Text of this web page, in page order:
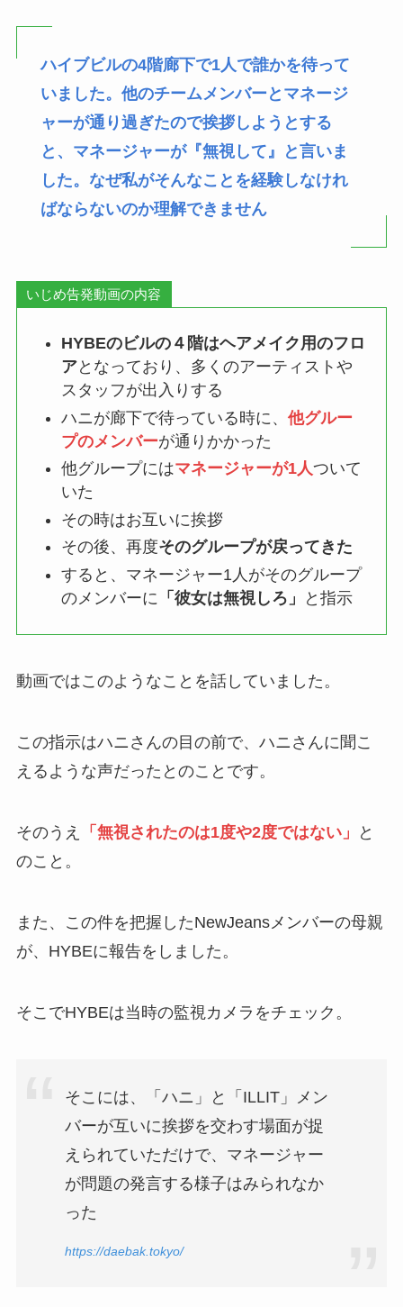
ハイブビルの4階廊下で1人で誰かを待って
いました。他のチームメンバーとマネージ
ャーが通り過ぎたので挨拶しようとする
と、マネージャーが『無視して』と言いま
した。なぜ私がそんなことを経験しなけれ
ばならないのか理解できません
いじめ告発動画の内容
HYBEのビルの４階はヘアメイク用のフロ
アとなっており、多くのアーティストや
スタッフが出入りする
ハニが廊下で待っている時に、他グルー
プのメンバーが通りかかった
他グループにはマネージャーが1人ついて
いた
その時はお互いに挨拶
その後、再度そのグループが戻ってきた
すると、マネージャー1人がそのグループ
のメンバーに 「彼女は無視しろ」 と指示
動画ではこのようなことを話していました。
この指示はハニさんの目の前で、ハニさんに聞こ
えるような声だったとのことです。
そのうえ 「無視されたのは1度や2度ではない」
と
のこと。
また、この件を把握したNewJeansメンバーの母親
が、HYBEに報告をしました。
そこでHYBEは当時の監視カメラをチェック。
そこには、「ハニ」と「ILLIT」メン
バーが互いに挨拶を交わす場面が捉
えられていただけで、マネージャー
が問題の発言する様子はみられなか
った
https://daebak.tokyo/